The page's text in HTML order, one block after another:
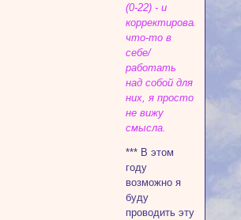
(0-22) - и
корректировать
что-то в
себе/
работать
над собой для
них, я просто
не вижу
смысла.
*** В этом
году
возможно я
буду
проводить эту